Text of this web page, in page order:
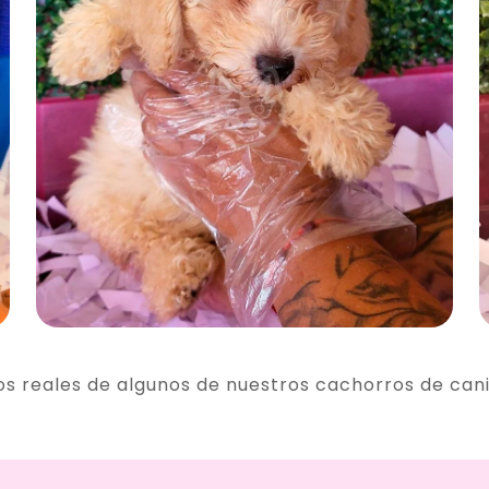
reales de algunos de nuestros cachorros de